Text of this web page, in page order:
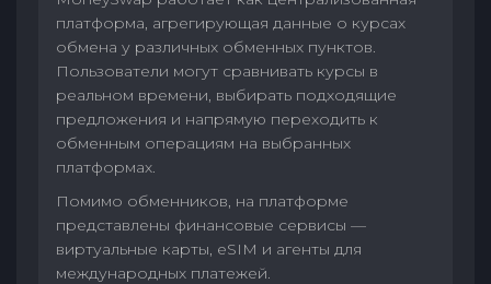
платформа, агрегирующая данные о курсах
обмена у различных обменных пунктов.
Пользователи могут сравнивать курсы в
реальном времени, выбирать подходящие
предложения и напрямую переходить к
обменным операциям на выбранных
платформах.
Помимо обменников, на платформе
представлены финансовые сервисы —
виртуальные карты, eSIM и агенты для
международных платежей.